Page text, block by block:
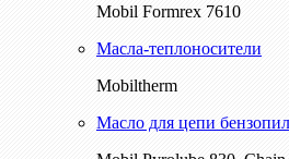
Mobil Formrex 7610
Масла-теплоносители
Mobiltherm
Масло для цепи